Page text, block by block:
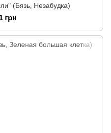
(Бязь, Незабудка)
грн